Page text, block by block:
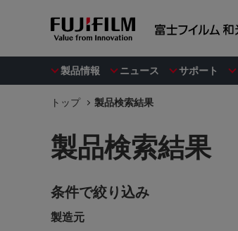
製品情報 ニュース サポート
トップ 製品検索結果
製品検索結果
条件で絞り込み
製造元